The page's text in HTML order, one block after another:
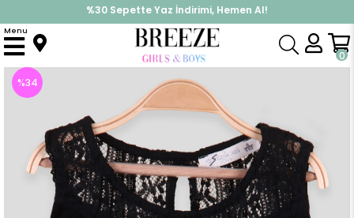
%30 Sepette Yaz İndirimi, Hemen Al!
İndirimlere ek %10 İndirimi Kap, Hemen Üye Ol!
0
Menu
Anasayfa Üst Giyim Tişört
%34